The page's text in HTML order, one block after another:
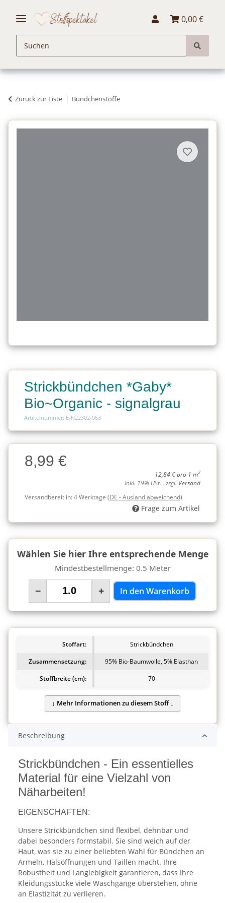
0,00 €
Zurück zur Liste Bündchenstoffe
Strickbündchen *Gaby*
Bio~Organic - signalgrau
Artikelnummer: E-N22302-063
Charge
Charge8,99 €
12,84 € pro 1 m2
inkl. 19% USt. , zzgl. Versand
Versandbereit in:4 Werktage (DE - Ausland abweichend)
Frage zum Artikel
Wählen Sie hier Ihre entsprechende Menge
Mindestbestellmenge: 0.5 Meter
− + In den Warenkorb
Stoffart:
Strickbündchen
Zusammensetzung:
95% Bio-Baumwolle, 5% Elasthan
Stoffbreite (cm):
70
Beschreibung
Strickbündchen - Ein essentielles
Material für eine Vielzahl von
Näharbeiten!
EIGENSCHAFTEN:
Unsere Strickbündchen sind flexibel, dehnbar und
dabei besonders formstabil. Sie sind weich auf der
Haut, was sie zu einer beliebten Wahl für Bündchen an
Ärmeln, Halsöffnungen und Taillen macht. Ihre
Robustheit und Langlebigkeit garantieren, dass Ihre
Kleidungsstücke viele Waschgänge überstehen, ohne
an Elastizität zu verlieren.